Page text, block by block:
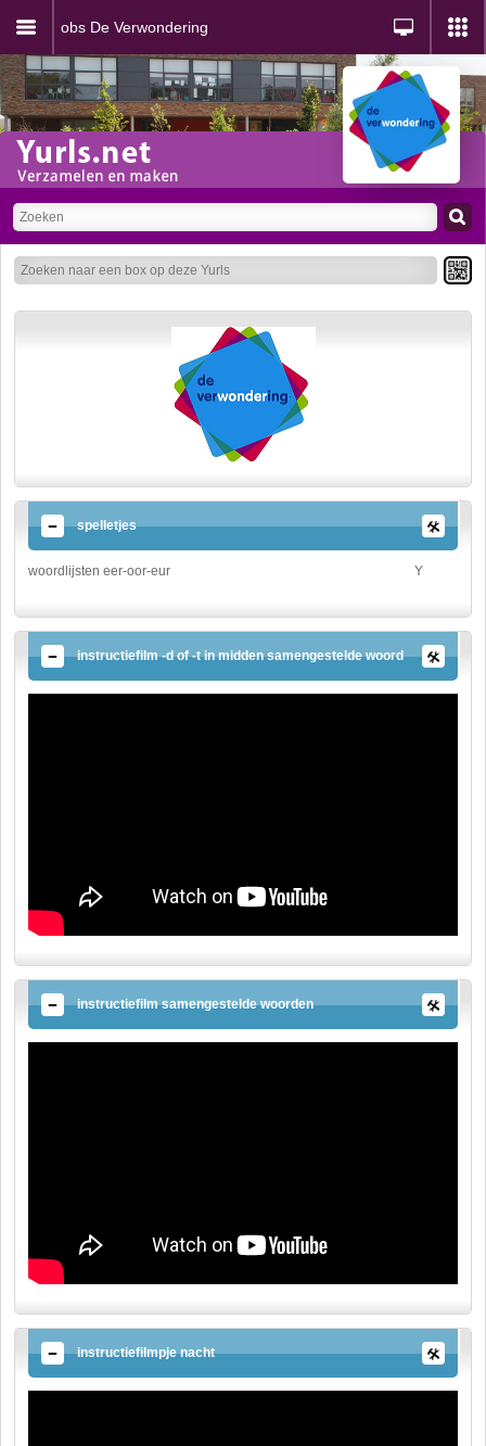
obs De Verwondering
spelletjes
woordlijsten eer-oor-eur Y
instructiefilm -d of -t in midden samengestelde woord
instructiefilm samengestelde woorden
instructiefilmpje nacht